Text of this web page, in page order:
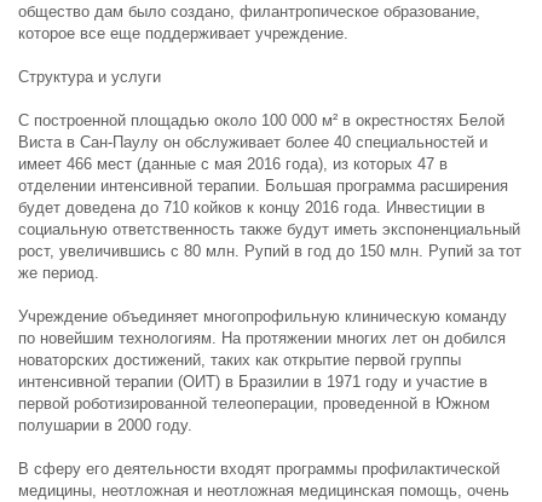
общество дам было создано, филантропическое образование,
которое все еще поддерживает учреждение.
Структура и услуги
С построенной площадью около 100 000 м² в окрестностях Белой
Виста в Сан-Паулу он обслуживает более 40 специальностей и
имеет 466 мест (данные с мая 2016 года), из которых 47 в
отделении интенсивной терапии. Большая программа расширения
будет доведена до 710 койков к концу 2016 года. Инвестиции в
социальную ответственность также будут иметь экспоненциальный
рост, увеличившись с 80 млн. Рупий в год до 150 млн. Рупий за тот
же период.
Учреждение объединяет многопрофильную клиническую команду
по новейшим технологиям. На протяжении многих лет он добился
новаторских достижений, таких как открытие первой группы
интенсивной терапии (ОИТ) в Бразилии в 1971 году и участие в
первой роботизированной телеоперации, проведенной в Южном
полушарии в 2000 году.
В сферу его деятельности входят программы профилактической
медицины, неотложная и неотложная медицинская помощь, очень